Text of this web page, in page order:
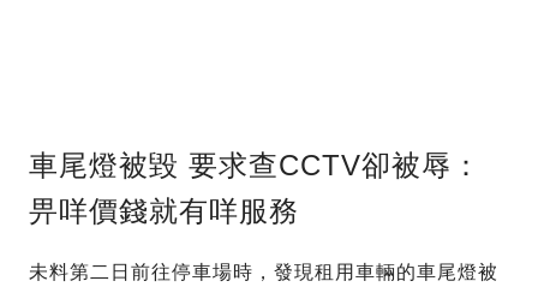
車尾燈被毀 要求查CCTV卻被辱：
畀咩價錢就有咩服務
未料第二日前往停車場時，發現租用車輛的車尾燈被